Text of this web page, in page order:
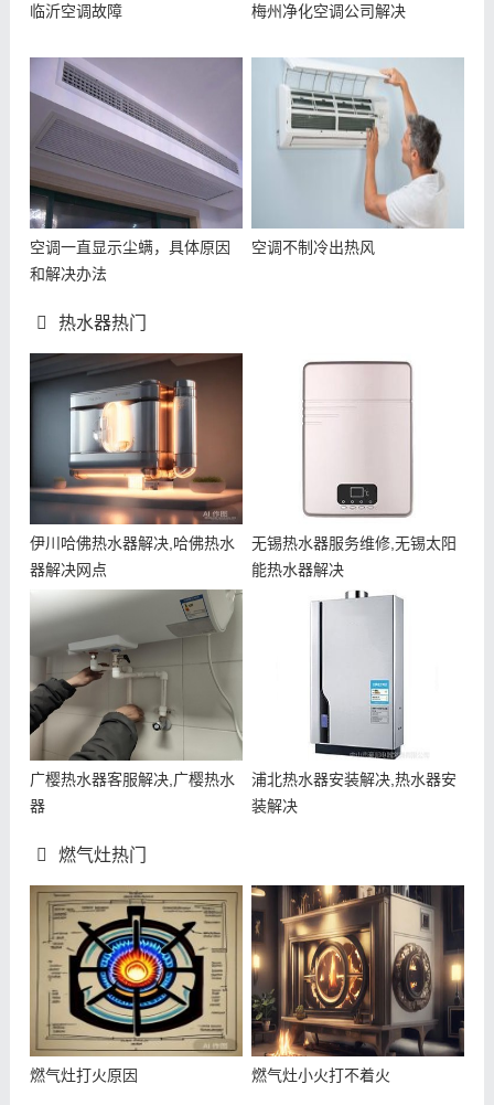
临沂空调故障 梅州净化空调公司解决
空调一直显示尘螨，具体原因
和解决办法
空调不制冷出热风
热水器热门
伊川哈佛热水器解决,哈佛热水
器解决网点
无锡热水器服务维修,无锡太阳
能热水器解决
广樱热水器客服解决,广樱热水
器
浦北热水器安装解决,热水器安
装解决
燃气灶热门
燃气灶打火原因 燃气灶小火打不着火